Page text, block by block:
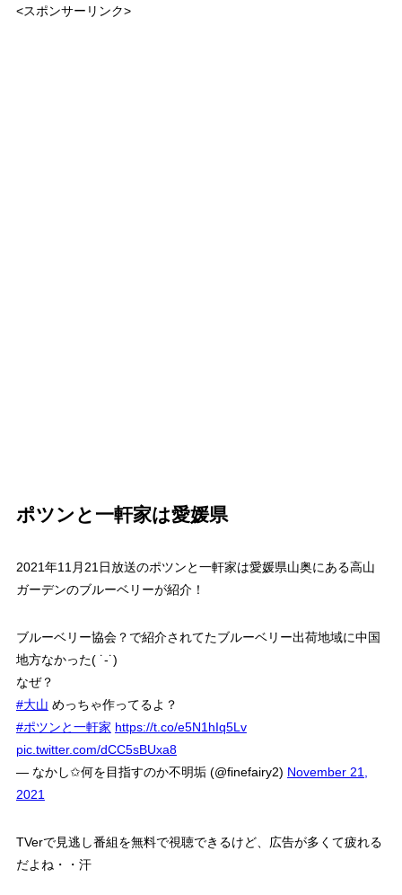
<スポンサーリンク>
ポツンと一軒家は愛媛県
2021年11月21日放送のポツンと一軒家は愛媛県山奥にある高山
ガーデンのブルーベリーが紹介！
ブルーベリー協会？で紹介されてたブルーベリー出荷地域に中国
地方なかった( ˙-˙)
なぜ？
#大山 めっちゃ作ってるよ？
#ポツンと一軒家 https://t.co/e5N1hIq5Lv
pic.twitter.com/dCC5sBUxa8
— なかし✩何を目指すのか不明垢 (@finefairy2) November 21,
2021
TVerで見逃し番組を無料で視聴できるけど、広告が多くて疲れる
だよね・・汗